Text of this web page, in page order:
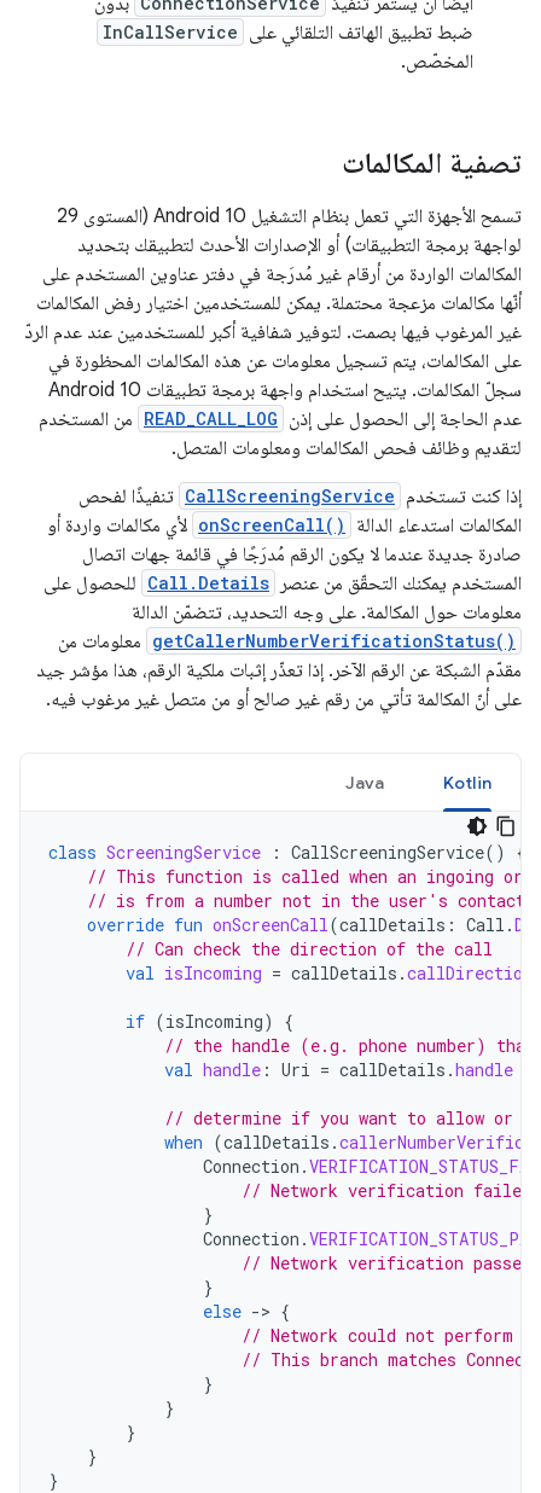
ضبط تطبيق الهاتف التلقائي على InCallService
المخصّص.
تصفية المكالمات
تسمح الأجهزة التي تعمل بنظام التشغيل Android 10 (المستوى 29
لواجهة برمجة التطبيقات) أو الإصدارات الأحدث لتطبيقك بتحديد
المكالمات الواردة من أرقام غير مُدرَجة في دفتر عناوين المستخدم على
أنّها مكالمات مزعجة محتملة. يمكن للمستخدمين اختيار رفض المكالمات
غير المرغوب فيها بصمت. لتوفير شفافية أكبر للمستخدمين عند عدم الردّ
على المكالمات، يتم تسجيل معلومات عن هذه المكالمات المحظورة في
سجلّ المكالمات. يتيح استخدام واجهة برمجة تطبيقات Android 10
عدم الحاجة إلى الحصول على إذن READ_CALL_LOG من المستخدم
لتقديم وظائف فحص المكالمات ومعلومات المتصل.
إذا كنت تستخدم CallScreeningService تنفيذًا لفحص
المكالمات استدعاء الدالة
onScreenCall() لأي مكالمات واردة أو
صادرة جديدة عندما لا يكون الرقم مُدرَجًا في قائمة جهات اتصال
المستخدم يمكنك التحقّق من عنصر
Call.Details للحصول على
معلومات حول المكالمة. على وجه التحديد، تتضمّن الدالة
getCallerNumberVerificationStatus() معلومات من
مقدّم الشبكة عن الرقم الآخر. إذا تعذّر إثبات ملكية الرقم، هذا مؤشر جيد
على أنّ المكالمة تأتي من رقم غير صالح أو من متصل غير مرغوب فيه.
Kotlin
Java
class ScreeningService : CallScreeningService()
{
// This function is called when an ingoing or
// is from a number not in the user's
override fun onScreenCall(callDetails : Call .
// Can check the direction of the call
val isIncoming = callDetails .callDirection
if (isIncoming)
{
// the handle (e.g. phone number)
val handle : Uri = callDetails .handle
// determine if you want to allow or
when (callDetails .
Connection .
// Network verification
}
Connection .
// Network verification
}
else -> {
// Network could not perform
// This branch matches
}
}
}
}
}